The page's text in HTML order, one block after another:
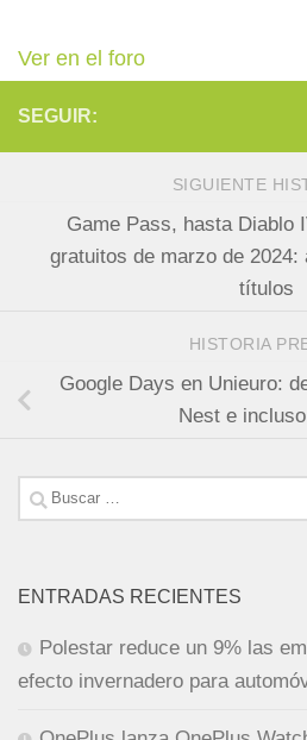
Ver en el foro
SEGUIR:
SIGUIENTE
Game Pass, hasta Diablo
gratuitos de marzo de
títulos
HISTORIA
Google Days en Unieuro:
Nest e
Buscar:
ENTRADAS RECIENTES
Polestar reduce un 9% las
efecto invernadero para